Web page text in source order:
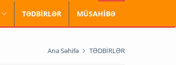
TƏDBİRLƏR MÜSAHİBƏ
Ana Səhifə TƏDBİRLƏR